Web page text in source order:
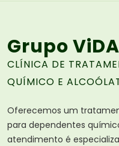
Grupo ViDA
CLÍNICA DE
QUÍMICO E
Oferecemos um
para dependentes
atendimento é